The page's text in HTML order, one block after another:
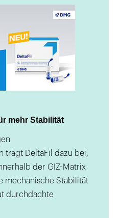
mehr Stabilität
trägt DeltaFil dazu bei,
der GIZ-Matrix
mechanische Stabilität
durchdachte